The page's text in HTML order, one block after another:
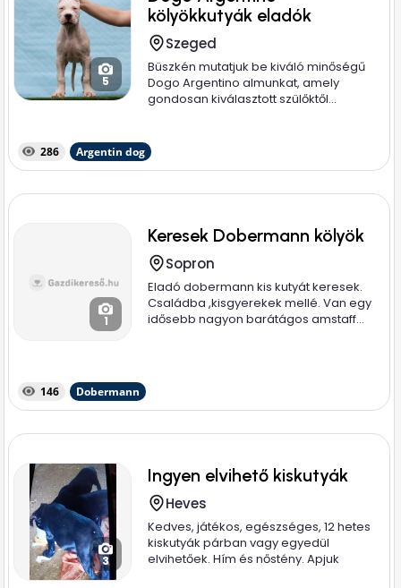
5
kölyökkutyák eladók
Szeged
Büszkén mutatjuk be kiváló minőségű
Dogo Argentino almunkat, amely
gondosan kiválasztott szülőktől...
286 Argentin dog
1
Keresek Dobermann kölyök
Sopron
Eladó dobermann kis kutyát keresek.
Családba ,kisgyerekek mellé. Van egy
idősebb nagyon barátágos amstaff...
146 Dobermann
3
Ingyen elvihető kiskutyák
Heves
Kedves, játékos, egészséges, 12 hetes
kiskutyák párban vagy egyedül
elvihetőek. Hím és nőstény. Apjuk